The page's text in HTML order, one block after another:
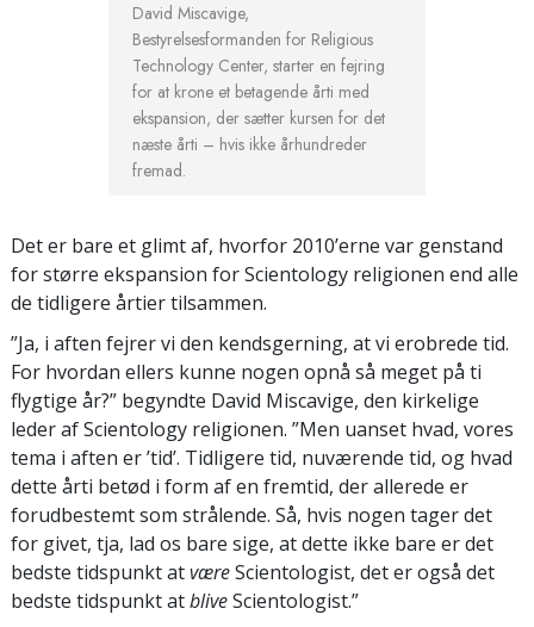
David Miscavige,
Bestyrelsesformanden for Religious
Technology Center, starter en fejring
for at krone et betagende årti med
ekspansion, der sætter kursen for det
næste årti – hvis ikke århundreder
fremad.
Det er bare et glimt af, hvorfor 2010’erne var genstand
for større ekspansion for Scientology religionen end alle
de tidligere årtier tilsammen.
”Ja, i aften fejrer vi den kendsgerning, at vi erobrede tid.
For hvordan ellers kunne nogen opnå så meget på ti
flygtige år?” begyndte David Miscavige, den kirkelige
leder af Scientology religionen. ”Men uanset hvad, vores
tema i aften er ’tid’. Tidligere tid, nuværende tid, og hvad
dette årti betød i form af en fremtid, der allerede er
forudbestemt som strålende. Så, hvis nogen tager det
for givet, tja, lad os bare sige, at dette ikke bare er det
bedste tidspunkt atværeScientologist, det er også det
bedste tidspunkt atbliveScientologist.”